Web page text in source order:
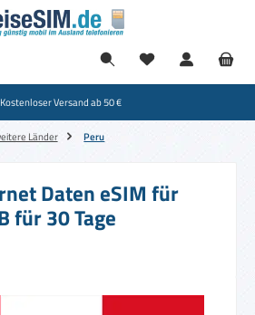
Kostenloser Versand ab 50 €
Länder Peru
Daten eSIM für
für 30 Tage